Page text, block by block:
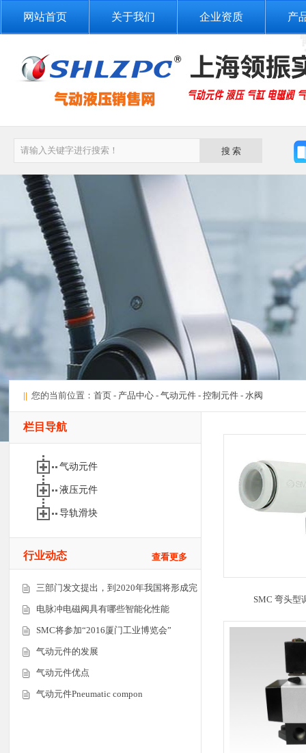
网站首页 关于我们 企业资质 产
|| 您的当前位置： 首页- 产品中心- 气动元件- 控制元件- 水阀
栏目导航
气动元件
液压元件
导轨滑块
行业动态 查看更多
三部门发文提出，到2020年我国将形成完
电脉冲电磁阀具有哪些智能化性能
SMC将参加“2016厦门工业博览会”
气动元件的发展
气动元件优点
气动元件Pneumatic compon
SMC 弯头型